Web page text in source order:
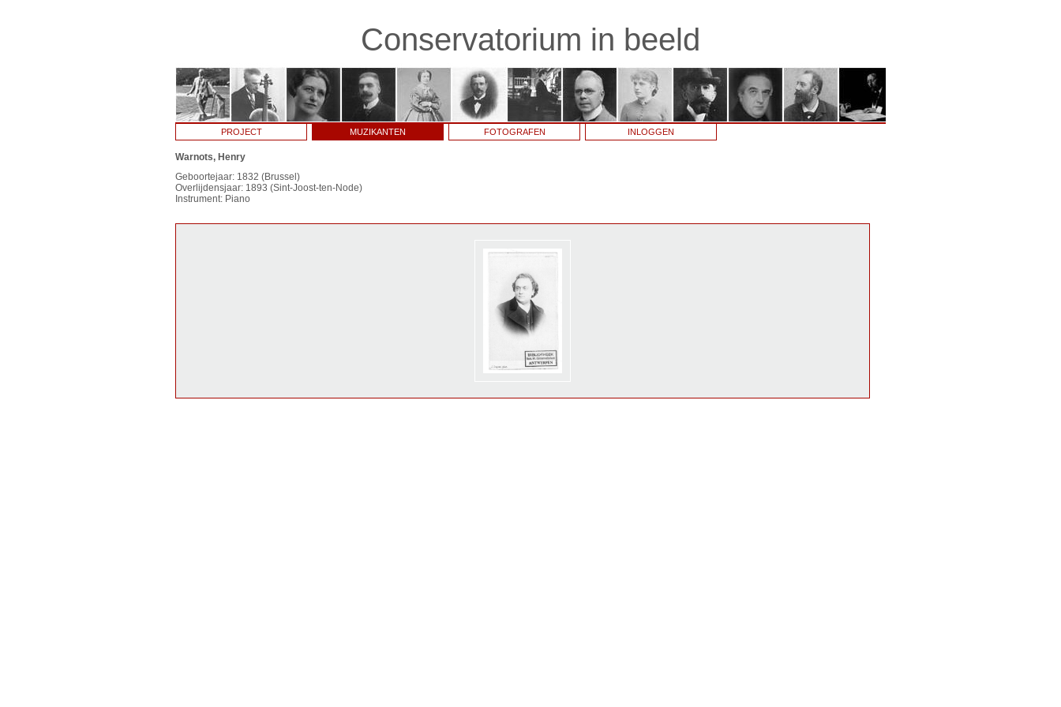
Conservatorium in beeld
PROJECT MUZIKANTEN FOTOGRAFEN INLOGGEN
Warnots, Henry
Geboortejaar: 1832 (Brussel)
Overlijdensjaar: 1893 (Sint-Joost-ten-Node)
Instrument: Piano